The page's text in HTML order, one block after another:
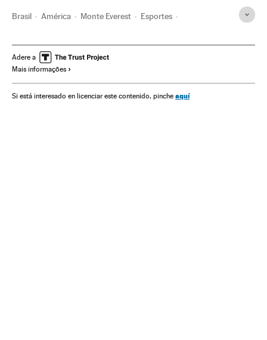
Brasil América Monte Everest Esportes
Montanhas Nepal China
Adere a
Mais informações
Si está interesado en licenciar este contenido, pinche aquí